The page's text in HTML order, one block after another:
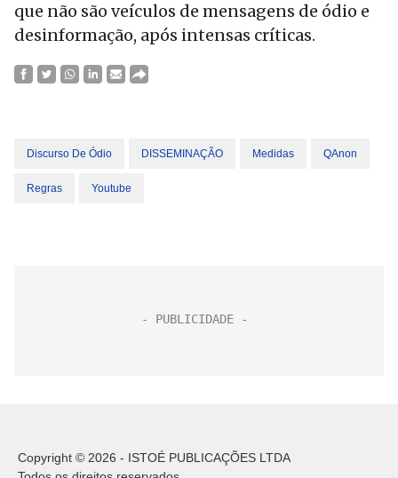
que não são veículos de mensagens de ódio e
desinformação, após intensas críticas.
Discurso De Ódio DISSEMINAÇÃO Medidas QAnon
Regras Youtube
Copyright © 2026 - ISTOÉ PUBLICAÇÕES LTDA